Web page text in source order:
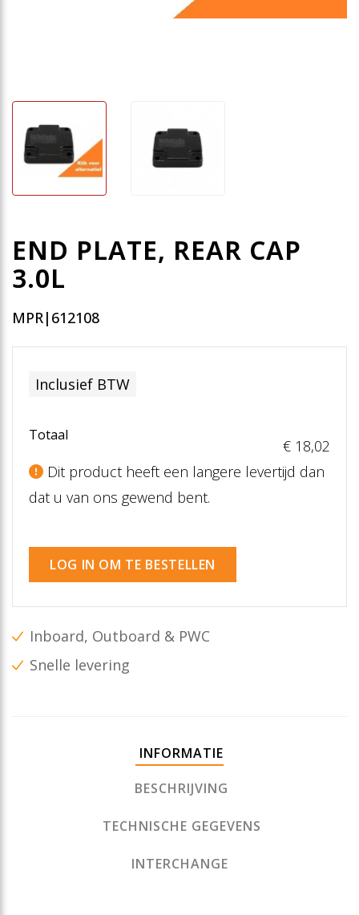
END PLATE, REAR CAP
3.0L
MPR|612108
Inclusief BTW
Totaal
€ 18,02
Dit product heeft een langere levertijd dan
dat u van ons gewend bent.
LOG IN OM TE BESTELLEN
Inboard, Outboard & PWC
Snelle levering
INFORMATIE
BESCHRIJVING
TECHNISCHE GEGEVENS
INTERCHANGE